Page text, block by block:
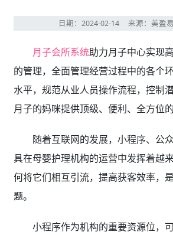
日期：2024-02-14 来源：美盈
月子会所系统助力月子中心实现
的管理，全面管理经营过程中的各个
水平，规范从业人员操作流程，控制
月子的妈咪提供顶级、便利、全方位的
随着互联网的发展，小程序、公
具在母婴护理机构的运营中发挥着越
何将它们相互引流，提高获客效率，
题。
小程序作为机构的重要资源位，